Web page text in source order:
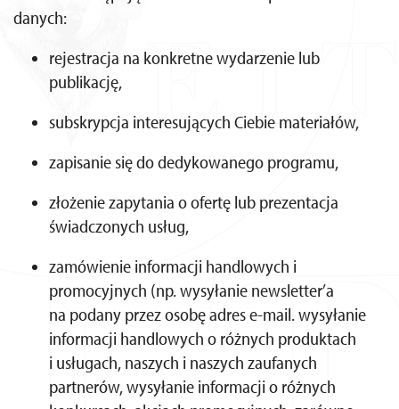
danych:
rejestracja na konkretne wydarzenie lub
publikację,
subskrypcja interesujących Ciebie materiałów,
zapisanie się do dedykowanego programu,
złożenie zapytania o ofertę lub prezentacja
świadczonych usług,
zamówienie informacji handlowych i
promocyjnych (np. wysyłanie newsletter’a
na podany przez osobę adres e-mail. wysyłanie
informacji handlowych o różnych produktach
i usługach, naszych i naszych zaufanych
partnerów, wysyłanie informacji o różnych